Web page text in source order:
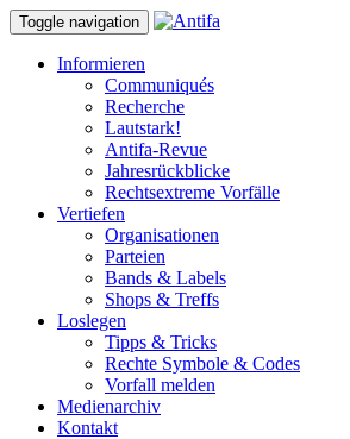
Toggle navigation
Informieren
Communiqués
Recherche
Lautstark!
Antifa-Revue
Jahresrückblicke
Rechtsextreme Vorfälle
Vertiefen
Organisationen
Parteien
Bands & Labels
Shops & Treffs
Loslegen
Tipps & Tricks
Rechte Symbole & Codes
Vorfall melden
Medienarchiv
Kontakt